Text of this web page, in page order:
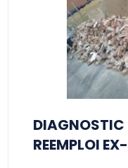
DIAGNOSTIC
REEMPLOI